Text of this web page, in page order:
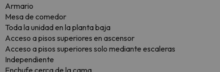
Armario
Mesa de comedor
Toda la unidad en la planta baja
Acceso a pisos superiores en ascensor
Acceso a pisos superiores solo mediante escaleras
Independiente